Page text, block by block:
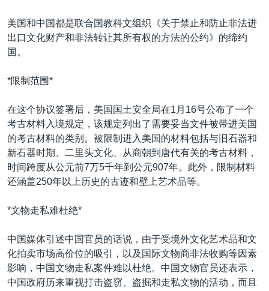
GEN Z 看美国
美国和中国都是联合国教科文组织《关于禁止和防止非法进
出口文化财产和非法转让其所有权的方法的公约》的缔约
国。
*限制范围*
在这个协议签署后，美国国土安全局在1月16号公布了一个
考古材料入境规定，该规定列出了需要妥当文件被带进美国
的考古材料的类别。被限制进入美国的材料包括与旧石器和
新石器时期、二里头文化、从商朝到唐代有关的考古材料，
时间跨度从公元前7万5千年到公元907年。此外，限制材料
还涵盖250年以上历史的古迹和壁上艺术品等。
*文物走私难杜绝*
中国媒体引述中国官员的话说，由于受境外文化艺术品和文
化拍卖市场高价位的吸引，以及国际文物商非法收购等因素
影响，中国文物走私案件难以杜绝。中国文物官员还表示，
中国政府历来重视打击盗窃、盗掘和走私文物的活动，而且